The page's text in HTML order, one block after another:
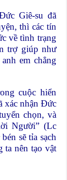
Giê-su đã
thì các tín
về tình trạng
trợ giúp như
em chẳng
cuộc hiển
xác nhận Đức
chọn, và
Người” (Lc
sẽ tỉa sạch
ta nên tạo vật